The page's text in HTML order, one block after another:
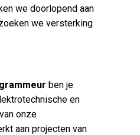
we doorlopend aan
we versterking
ben je
en
onze
aan projecten van